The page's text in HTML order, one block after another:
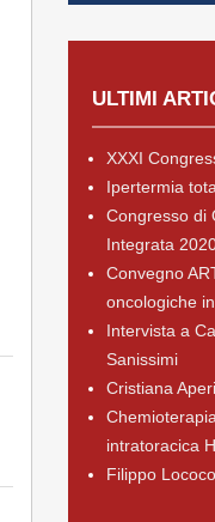
ULTIMI
XXXI
Ipertermia
Congresso di
Integrata
Convegno
oncologiche
Intervista a
Sanissimi
Cristiana
intratoracica
Filippo Lococo